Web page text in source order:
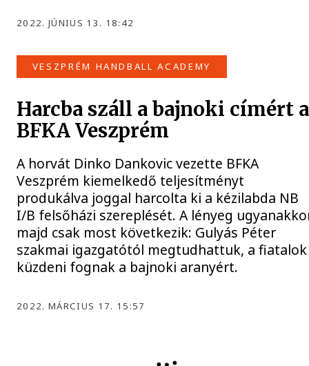
2022. JÚNIUS 13. 18:42
VESZPRÉM HANDBALL ACADEMY
Harcba száll a bajnoki címért a
BFKA Veszprém
A horvát Dinko Dankovic vezette BFKA
Veszprém kiemelkedő teljesítményt
produkálva joggal harcolta ki a kézilabda NB
I/B felsőházi szereplését. A lényeg
majd csak most következik: Gulyás Péter
szakmai igazgatótól megtudhattuk, a fiatalok
küzdeni fognak a bajnoki aranyért.
2022. MÁRCIUS 17. 15:57